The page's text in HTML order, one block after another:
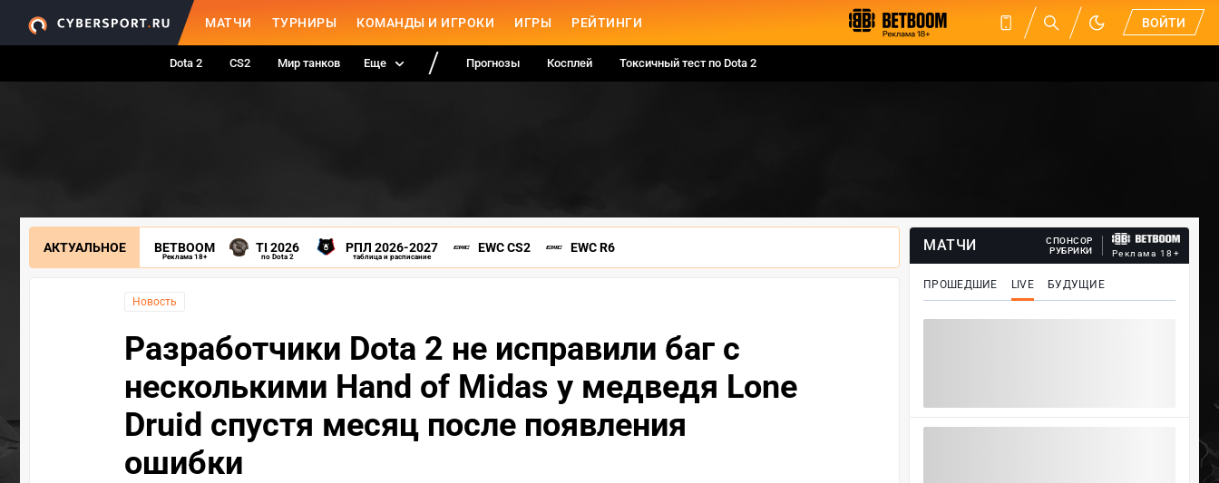
МАТЧИ ТУРНИРЫ КОМАНДЫ И ИГРОКИ ИГРЫ РЕЙТИНГИ ВОЙТИ
Dota 2 CS2 Мир танков Еще Прогнозы Косплей Токсичный тест по Dota 2
АКТУАЛЬНОЕ BETBOOM
Реклама 18+
TI 2026
по Dota 2
РПЛ 2026-2027
таблица и расписание
EWC CS2 EWC R6
Новость
Разработчики Dota 2 не исправили баг с
несколькими Hand of Midas у медведя Lone
Druid спустя месяц после появления
ошибки
МАТЧИ
СПОНСОР
РУБРИКИ
Реклама 18+
ПРОШЕДШИЕ LIVE БУДУЩИЕ